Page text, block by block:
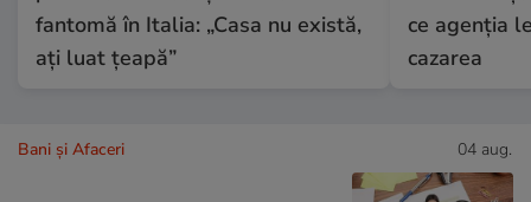
fantomă în Italia: „Casa nu există,
ați luat țeapă”
ce agenția
cazarea
Bani și Afaceri 04 aug.